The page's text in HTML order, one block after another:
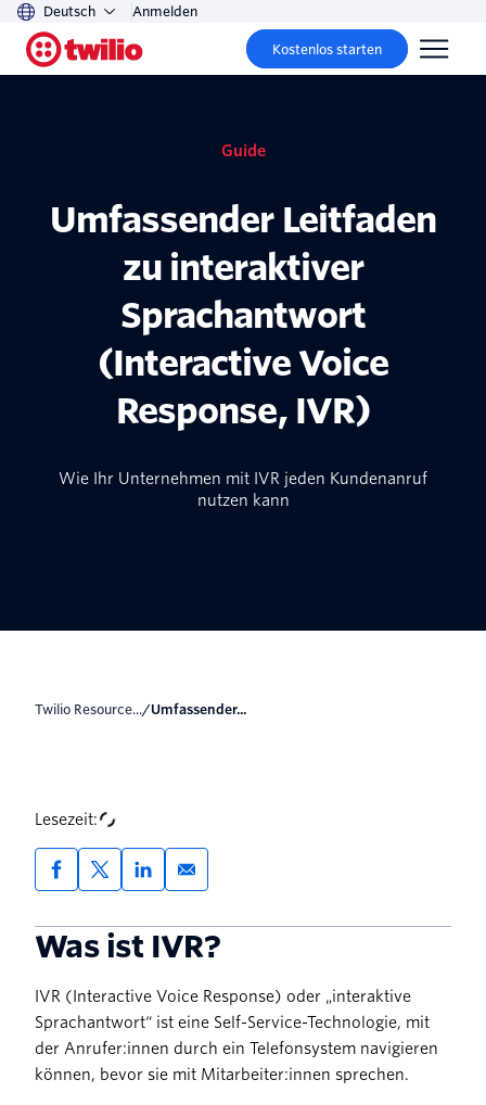
Deutsch Anmelden
Kostenlos starten
Guide
Umfassender Leitfaden
zu interaktiver
Sprachantwort
(Interactive Voice
Response, IVR)
Wie Ihr Unternehmen mit IVR jeden Kundenanruf
nutzen kann
Twilio Resource.../ Umfassender...
Lesezeit:
Was ist IVR?
IVR (Interactive Voice Response) oder „interaktive
Sprachantwort“ ist eine Self-Service-Technologie, mit
der Anrufer:innen durch ein Telefonsystem navigieren
können, bevor sie mit Mitarbeiter:innen sprechen.